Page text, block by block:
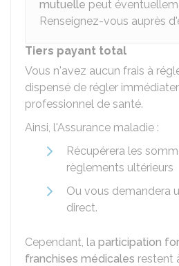
mutuelle peut
Renseignez-vous auprès
Tiers payant total
Vous n'avez aucun frais à
dispensé de régler
professionnel de santé.
Ainsi, l'Assurance maladie :
Récupérera les
règlements ultérieurs
Ou vous demandera
direct.
Cependant, la participation
franchises médicales restent